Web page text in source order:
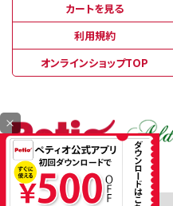
カートを見る
利用規約
オンラインショップTOP
×